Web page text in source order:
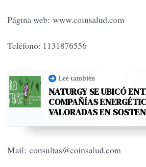
Página web: www.coinsalud.com
Teléfono: 1131876556
Leé también
NATURGY SE UBICÓ
COMPAÑÍAS
VALORADAS EN
Mail: consultas@coinsalud.com